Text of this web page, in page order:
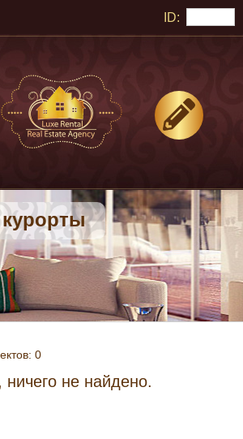
0
не найдено.
ID: